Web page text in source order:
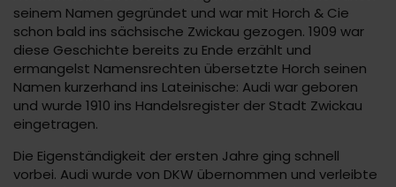
seinem Namen gegründet und war mit Horch & Cie
schon bald ins sächsische Zwickau gezogen. 1909 war
diese Geschichte bereits zu Ende erzählt und
ermangelst Namensrechten übersetzte Horch seinen
Namen kurzerhand ins Lateinische: Audi war geboren
und wurde 1910 ins Handelsregister der Stadt Zwickau
eingetragen.
Die Eigenständigkeit der ersten Jahre ging schnell
vorbei. Audi wurde von DKW übernommen und verleibte